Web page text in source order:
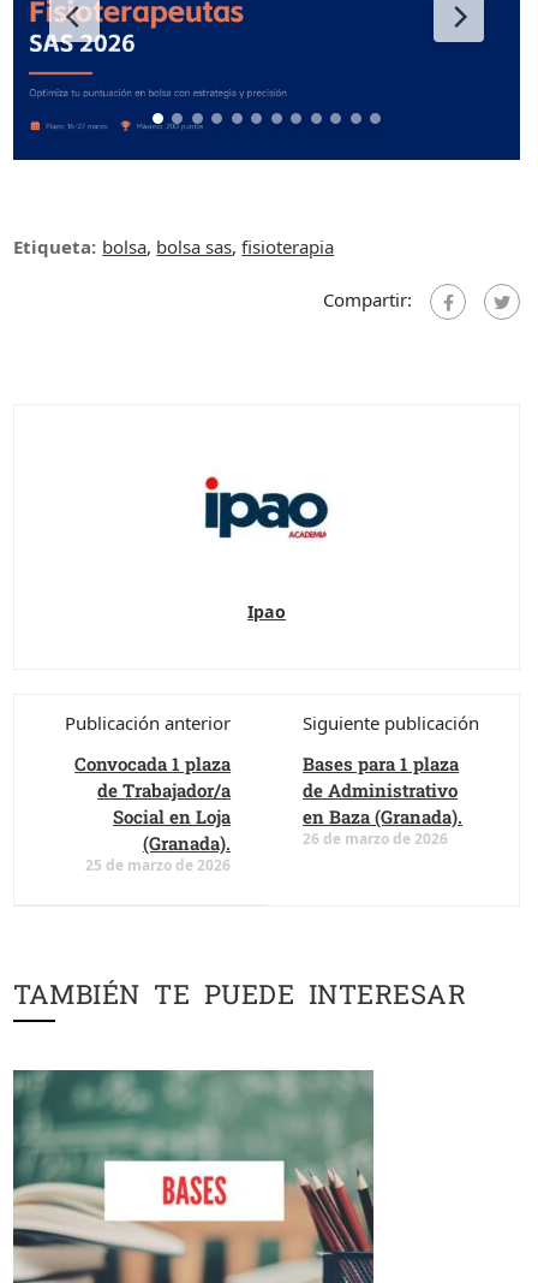
Etiqueta: bolsa, bolsa sas,fisioterapia
Compartir:
Ipao
Publicación anterior
Convocada 1 plaza
de Trabajador/a
Social en Loja
(Granada).
25 de marzo de 2026
Siguiente publicación
Bases para 1 plaza
de Administrativo
en Baza (Granada).
26 de marzo de 2026
TAMBIÉN TE PUEDE INTERESAR